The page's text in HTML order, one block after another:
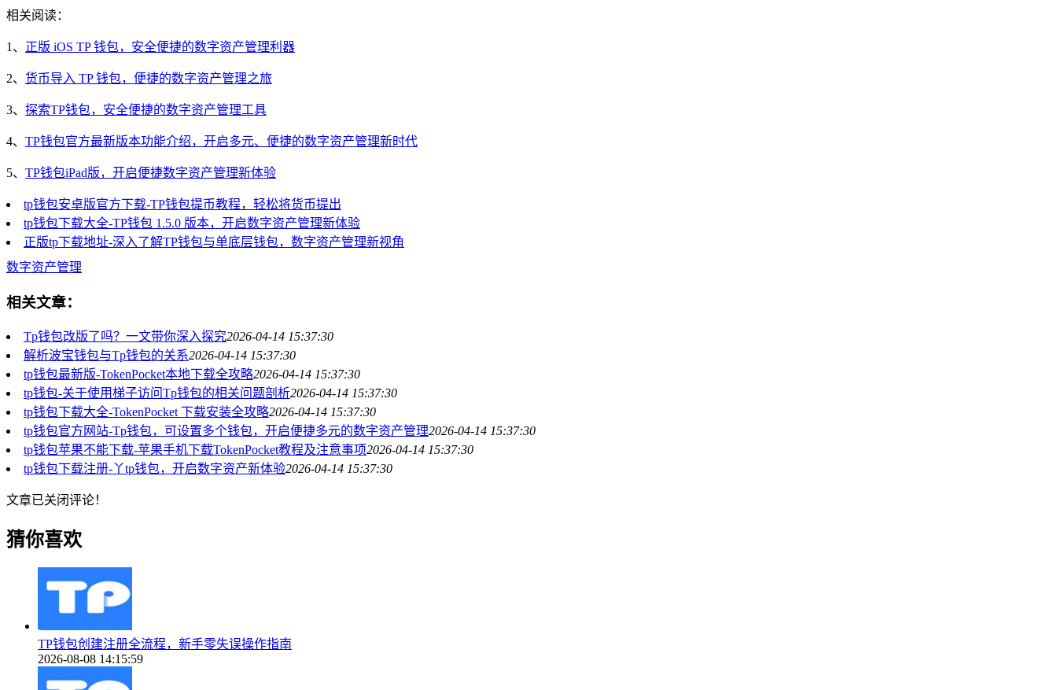
相关阅读：
1、 正版 iOS TP 钱包，安全便捷的数字资产管理利器
2、 货币导入 TP 钱包，便捷的数字资产管理之旅
3、 探索TP钱包，安全便捷的数字资产管理工具
4、 TP钱包官方最新版本功能介绍，开启多元、便捷的数字资产管理新时代
5、 TP钱包iPad版，开启便捷数字资产管理新体验
tp钱包安卓版官方下载-TP钱包提币教程，轻松将货币提出
tp钱包下载大全-TP钱包 1.5.0 版本，开启数字资产管理新体验
正版tp下载地址-深入了解TP钱包与单底层钱包，数字资产管理新视角
数字资产管理
相关文章：
Tp钱包改版了吗？一文带你深入探究2026-04-14 15:37:30
解析波宝钱包与Tp钱包的关系2026-04-14 15:37:30
tp钱包最新版-TokenPocket本地下载全攻略2026-04-14 15:37:30
tp钱包-关于使用梯子访问Tp钱包的相关问题剖析2026-04-14 15:37:30
tp钱包下载大全-TokenPocket 下载安装全攻略2026-04-14 15:37:30
tp钱包官方网站-Tp钱包，可设置多个钱包，开启便捷多元的数字资产管理2026-04-14 15:37:30
tp钱包苹果不能下载-苹果手机下载TokenPocket教程及注意事项2026-04-14 15:37:30
tp钱包下载注册-丫tp钱包，开启数字资产新体验2026-04-14 15:37:30
文章已关闭评论！
猜你喜欢
TP钱包创建注册全流程，新手零失误操作指南
2026-08-08 14:15:59